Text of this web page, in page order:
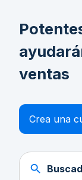
ventas
Crea una